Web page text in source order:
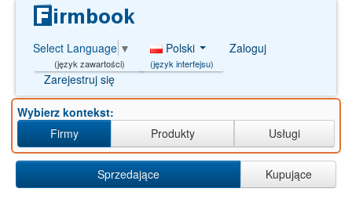
Select Language ▼
(język zawartości)
Polski
(język interfejsu)
Zaloguj
Zarejestruj się
Wybierz kontekst:
Firmy
Produkty Usługi
Sprzedające Kupujące